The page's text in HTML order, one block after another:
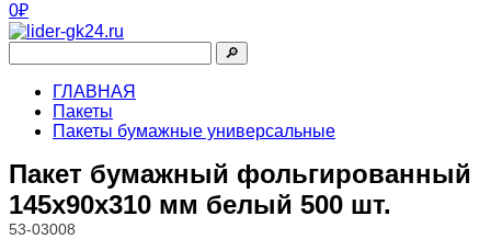
0₽
🔎︎
ГЛАВНАЯ
Пакеты
Пакеты бумажные универсальные
Пакет бумажный фольгированный
145х90х310 мм белый 500 шт.
53-03008